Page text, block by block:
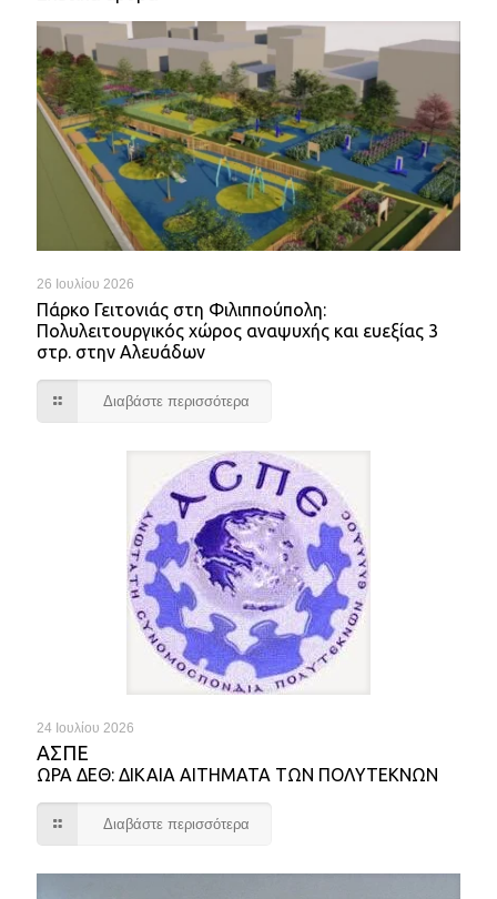
26 Ιουλίου 2026
Πάρκο Γειτονιάς στη Φιλιππούπολη:
Πολυλειτουργικός χώρος αναψυχής και ευεξίας 3
στρ. στην Αλευάδων
Διαβάστε περισσότερα
24 Ιουλίου 2026
ΑΣΠΕ
ΩΡΑ ΔΕΘ: ΔΙΚΑΙΑ ΑΙΤΗΜΑΤΑ ΤΩΝ ΠΟΛΥΤΕΚΝΩΝ
Διαβάστε περισσότερα